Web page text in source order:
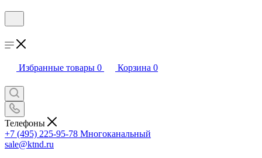
Избранные товары 0 Корзина 0
Телефоны
+7 (495) 225-95-78 Многоканальный
sale@ktnd.ru